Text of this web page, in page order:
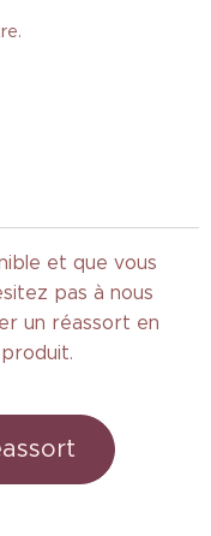
et que vous
pas à nous
un réassort en